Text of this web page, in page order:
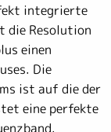
integrierte
die Resolution
einen
Die
ist auf die der
eine perfekte